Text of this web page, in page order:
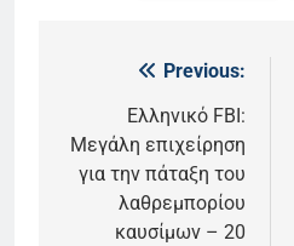
Πλοήγηση
άρθρων
Previous:
Ελληνικό FBI:
Μεγάλη επιχείρηση
για την πάταξη του
λαθρεμπορίου
καυσίμων – 20